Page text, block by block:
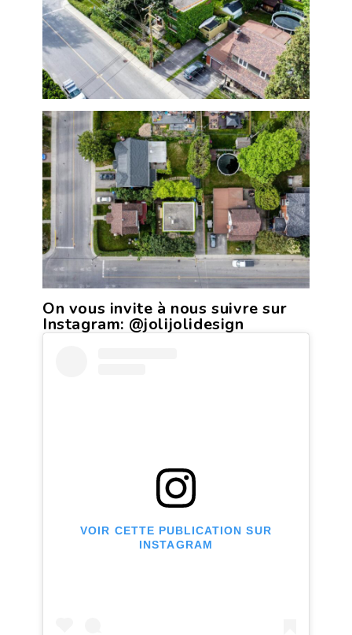
On vous invite à nous suivre sur
Instagram: @jolijolidesign
VOIR CETTE PUBLICATION SUR
INSTAGRAM